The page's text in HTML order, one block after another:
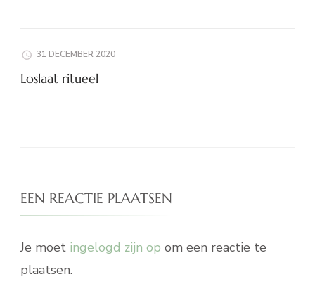
31 DECEMBER 2020
Loslaat ritueel
EEN REACTIE PLAATSEN
Je moet ingelogd zijn op om een reactie te
plaatsen.